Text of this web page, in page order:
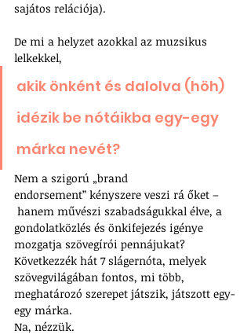
sajátos relációja).
De mi a helyzet azokkal az muzsikus
lelkekkel,
akik önként és dalolva (höh)
idézik be nótáikba egy-egy
márka nevét?
Nem a szigorú „brand
endorsement” kényszere veszi rá őket –
hanem művészi szabadságukkal élve, a
gondolatközlés és önkifejezés igénye
mozgatja szövegírói pennájukat?
Következzék hát 7 slágernóta, melyek
szövegvilágában fontos, mi több,
meghatározó szerepet játszik, játszott egy-
egy márka.
Na, nézzük.